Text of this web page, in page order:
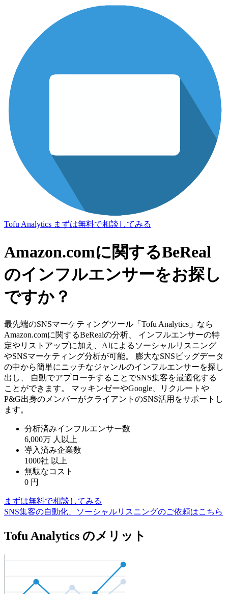
Tofu Analytics まずは無料で相談してみる
Amazon.comに関するBeReal
のインフルエンサーをお探し
ですか？
最先端のSNSマーケティングツール「Tofu Analytics」なら
Amazon.comに関するBeRealの分析、 インフルエンサーの特
定やリストアップに加え、AIによるソーシャルリスニング
やSNSマーケティング分析が可能。 膨大なSNSビッグデータ
の中から簡単にニッチなジャンルのインフルエンサーを探し
出し、 自動でアプローチすることでSNS集客を最適化する
ことができます。 マッキンゼーやGoogle、リクルートや
P&G出身のメンバーがクライアントのSNS活用をサポートし
ます。
分析済みインフルエンサー数
6,000万 人以上
導入済み企業数
1000社 以上
無駄なコスト
0 円
まずは無料で相談してみる
SNS集客の自動化、ソーシャルリスニングのご依頼はこちら
Tofu Analytics のメリット